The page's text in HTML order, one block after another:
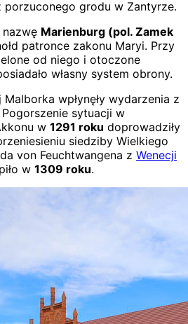
grodu w Zantyrze.
nazwę Marienburg (pol. Zamek
patronce zakonu Maryi. Przy
od niego i otoczone
własny system obrony.
wpłynęły wydarzenia z
sytuacji w
w 1291 roku doprowadziły
siedziby Wielkiego
von Feuchtwangena z Wenecji
w 1309 roku.